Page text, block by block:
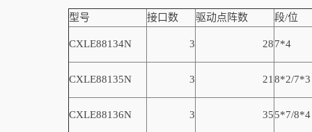
型号 接口数 驱动点阵数 段/位
CXLE88134N 3 287*4
CXLE88135N 3 21 8*2/7*3
CXLE88136N 3 355*7/8*4